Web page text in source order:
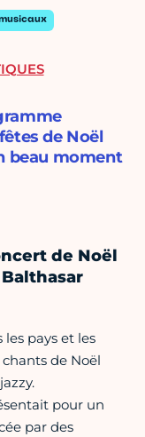
de Noël
beau moment
de Noël
pays et les
de Noël
pour un
par des